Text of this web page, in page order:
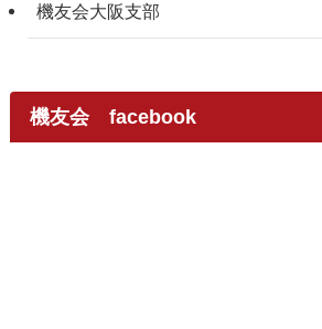
機友会大阪支部
機友会 facebook